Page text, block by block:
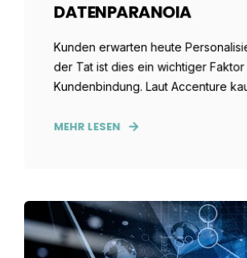
DATENPARANOIA
Kunden erwarten heute
der Tat ist dies ein wichtiger
Kundenbindung. Laut Accenture
MEHR LESEN